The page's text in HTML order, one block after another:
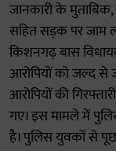
जानकारी के
सहित सड़क पर जाम
किशनगढ़ बास
आरोपियों को जल्द से
आरोपियों की
गए। इस मामले में
है। पुलिस युवकों से